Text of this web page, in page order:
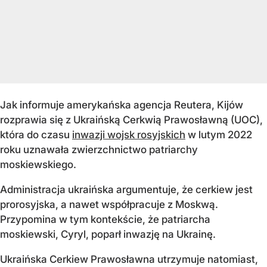
Jak informuje amerykańska agencja Reutera, Kijów
rozprawia się z Ukraińską Cerkwią Prawosławną (UOC),
która do czasu inwazji wojsk rosyjskich w lutym 2022
roku uznawała zwierzchnictwo patriarchy
moskiewskiego.
Administracja ukraińska argumentuje, że cerkiew jest
prorosyjska, a nawet współpracuje z Moskwą.
Przypomina w tym kontekście, że patriarcha
moskiewski, Cyryl, poparł inwazję na Ukrainę.
Ukraińska Cerkiew Prawosławna utrzymuje natomiast,